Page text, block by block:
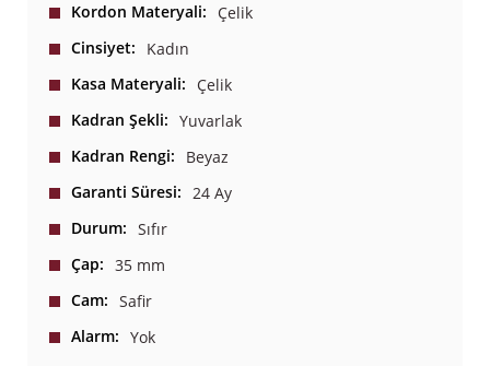
Kordon Materyali
Çelik
Cinsiyet
Kadın
Kasa Materyali
Çelik
Kadran Şekli
Yuvarlak
Kadran Rengi
Beyaz
Garanti Süresi
24 Ay
Durum
Sıfır
Çap
35 mm
Cam
Safir
Alarm
Yok